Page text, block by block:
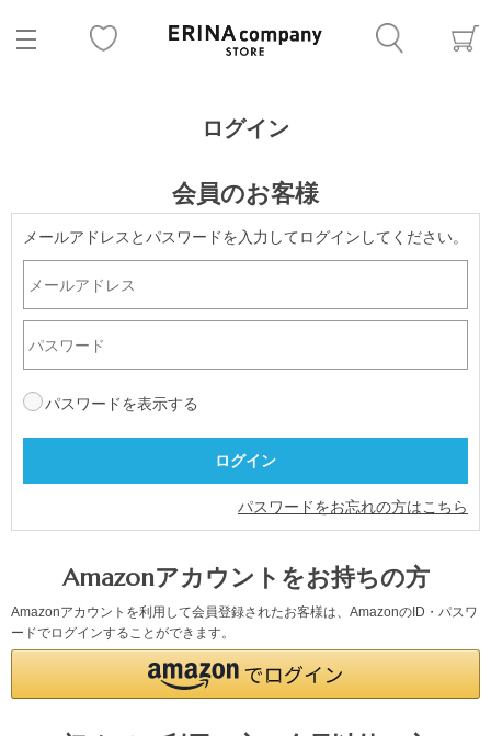
ログイン
会員のお客様
メールアドレスとパスワードを入力してログインしてください。
パスワードを表示する
パスワードをお忘れの方はこちら
Amazonアカウントをお持ちの方
Amazonアカウントを利用して会員登録されたお客様は、AmazonのID・パスワ
ードでログインすることができます。